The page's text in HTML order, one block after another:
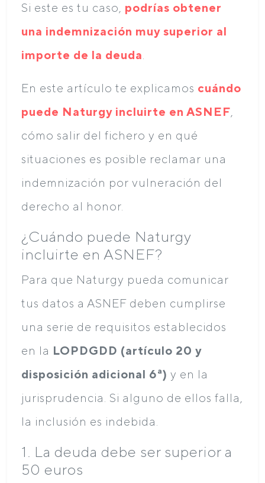
Si este es tu caso, podrías obtener
una indemnización muy superior al
importe de la deuda
En este artículo te explicamos cuándo
puede Naturgy incluirte en ASNEF
cómo salir del fichero y en qué
situaciones es posible reclamar una
indemnización por vulneración del
derecho al honor.
¿Cuándo puede Naturgy
incluirte en ASNEF?
Para que Naturgy pueda comunicar
tus datos a ASNEF deben cumplirse
una serie de requisitos establecidos
en la LOPDGDD (artículo 20 y
disposición adicional 6ª) y en la
jurisprudencia. Si alguno de ellos falla,
la inclusión es indebida.
1. La deuda debe ser superior a
50 euros